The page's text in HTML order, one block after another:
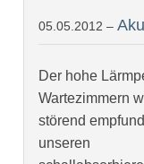
05.05.2012 –
Der hohe
Wartezimmern
störend
unseren